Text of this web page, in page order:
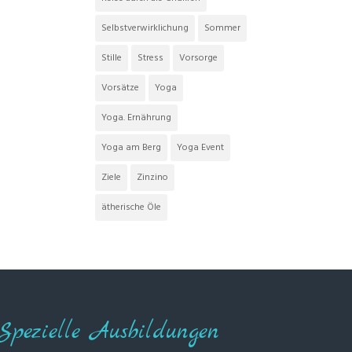
Selbstverwirklichung Sommer
Stille Stress Vorsorge
Vorsätze Yoga
Yoga. Ernährung
Yoga am Berg Yoga Event
Ziele Zinzino
ätherische Öle
Ausbildungen